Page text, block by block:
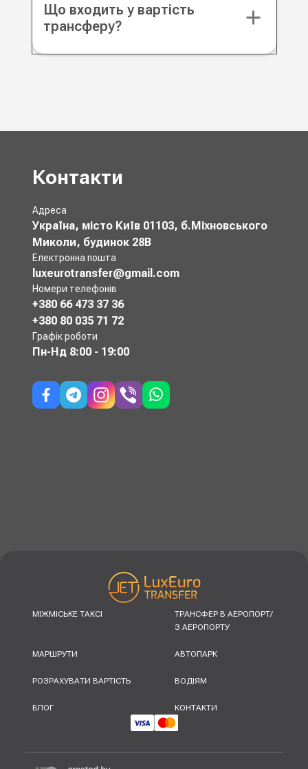
Що входить у вартість
трансферу?
Контакти
Адреса
Україна, місто Київ 01103, б.Міхновського
Миколи, будинок 28В
Електронна пошта
luxeurotransfer@gmail.com
Номери телефонів
+380 66 473 37 36
+380 80 035 71 72
Графік роботи
Пн-Нд 8:00 - 19:00
МІЖМІСЬКЕ ТАКСІ
ТРАНСФЕР В АЕРОПОРТ/
З АЕРОПОРТУ
МАРШРУТИ АВТОПАРК
РОЗРАХУВАТИ ВАРТІСТЬ ВОДІЯМ
БЛОГ КОНТАКТИ